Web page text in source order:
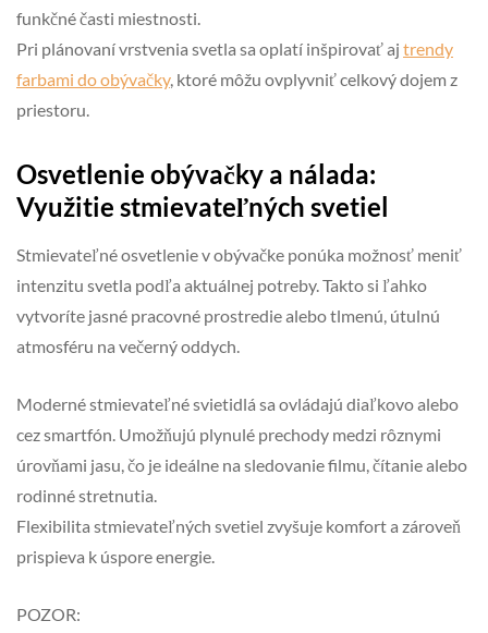
funkčné časti miestnosti.
Pri plánovaní vrstvenia svetla sa oplatí inšpirovať aj trendy
farbami do obývačky, ktoré môžu ovplyvniť celkový dojem z
priestoru.
Osvetlenie obývačky a nálada:
Využitie stmievateľných svetiel
Stmievateľné osvetlenie v obývačke ponúka možnosť meniť
intenzitu svetla podľa aktuálnej potreby. Takto si ľahko
vytvoríte jasné pracovné prostredie alebo tlmenú, útulnú
atmosféru na večerný oddych.
Moderné stmievateľné svietidlá sa ovládajú diaľkovo alebo
cez smartfón. Umožňujú plynulé prechody medzi rôznymi
úrovňami jasu, čo je ideálne na sledovanie filmu, čítanie alebo
rodinné stretnutia.
Flexibilita stmievateľných svetiel zvyšuje komfort a zároveň
prispieva k úspore energie.
POZOR: